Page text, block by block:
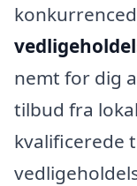
nemt for dig
tilbud fra
kvalificerede